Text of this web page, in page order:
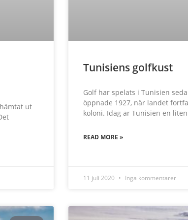
ut
Tunisiens golfkust
Golf har spelats i Tunisien
öppnade 1927, när landet
koloni. Idag är Tunisien en
READ MORE »
11 juli 2020 Inga kommentarer